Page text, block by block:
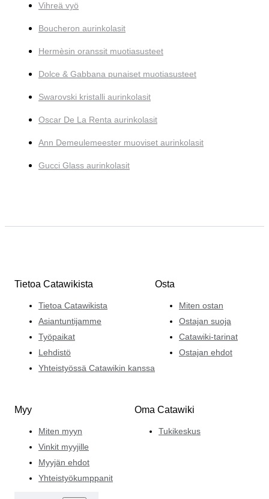
Vihreä vyö
Boucheron aurinkolasit
Hermèsin oranssit muotiasusteet
Dolce & Gabbana punaiset muotiasusteet
Swarovski kristalli aurinkolasit
Oscar De La Renta aurinkolasit
Ann Demeulemeester muoviset aurinkolasit
Gucci Glass aurinkolasit
Tietoa Catawikista
Tietoa Catawikista
Asiantuntijamme
Työpaikat
Lehdistö
Yhteistyössä Catawikin kanssa
Osta
Miten ostan
Ostajan suoja
Catawiki-tarinat
Ostajan ehdot
Myy
Miten myyn
Vinkit myyjille
Myyjän ehdot
Yhteistyökumppanit
Oma Catawiki
Tukikeskus